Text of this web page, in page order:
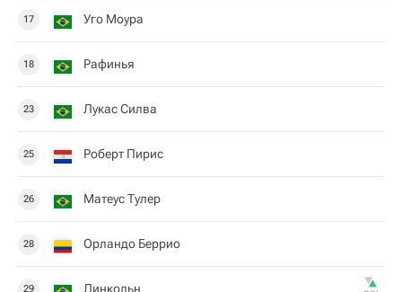
17 Уго Моура
18 Рафинья
23 Лукас Силва
25 Роберт Пирис
26 Матеус Тулер
28 Орландо Беррио
29 Линкольн